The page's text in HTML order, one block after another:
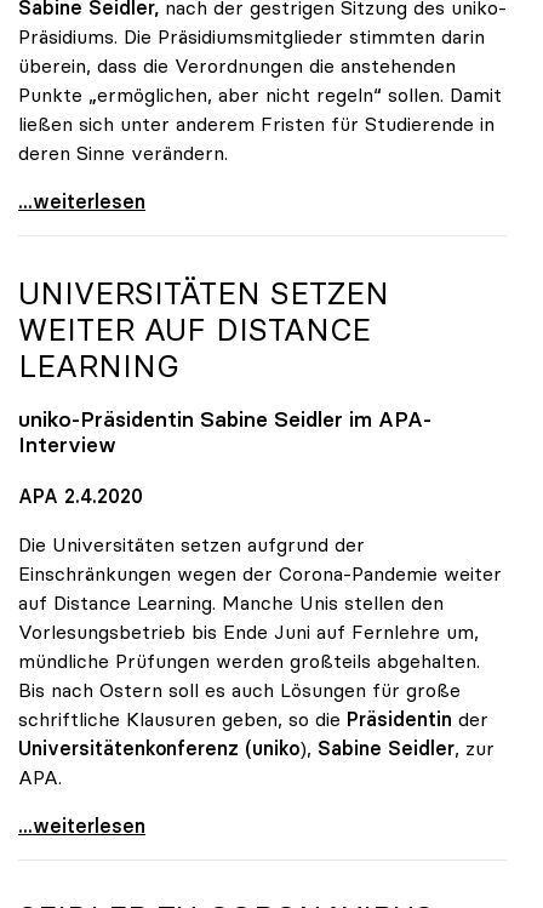
Sabine Seidler, nach der gestrigen Sitzung des uniko-
Präsidiums. Die Präsidiumsmitglieder stimmten darin
überein, dass die Verordnungen die anstehenden
Punkte „ermöglichen, aber nicht regeln“ sollen. Damit
ließen sich unter anderem Fristen für Studierende in
deren Sinne verändern.
Seidler: Verordnungsermächtigung soll Handlungen
...weiterlesen
UNIVERSITÄTEN SETZEN
WEITER AUF DISTANCE
LEARNING
uniko-Präsidentin Sabine Seidler im APA-
Interview
APA 2.4.2020
Die Universitäten setzen aufgrund der
Einschränkungen wegen der Corona-Pandemie weiter
auf Distance Learning. Manche Unis stellen den
Vorlesungsbetrieb bis Ende Juni auf Fernlehre um,
mündliche Prüfungen werden großteils abgehalten.
Bis nach Ostern soll es auch Lösungen für große
schriftliche Klausuren geben, so die Präsidentin der
Universitätenkonferenz (uniko), Sabine Seidler, zur
APA.
Universitäten setzen weiter auf Distance Learning
...weiterlesen